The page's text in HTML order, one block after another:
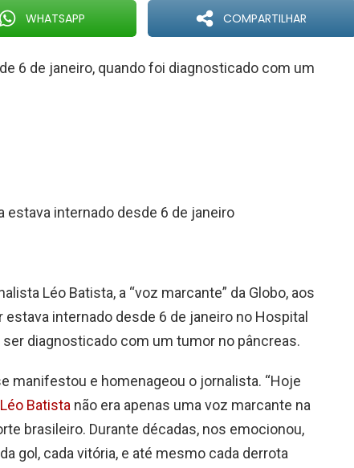
WHATSAPP COMPARTILHAR
6 de janeiro, quando foi diagnosticado com um
estava internado desde 6 de janeiro
Léo Batista, a “voz marcante” da Globo, aos
internado desde 6 de janeiro no Hospital
ser diagnosticado com um tumor no pâncreas.
manifestou e homenageou o jornalista. “Hoje
Léo Batista não era apenas uma voz marcante na
brasileiro. Durante décadas, nos emocionou,
gol, cada vitória, e até mesmo cada derrota